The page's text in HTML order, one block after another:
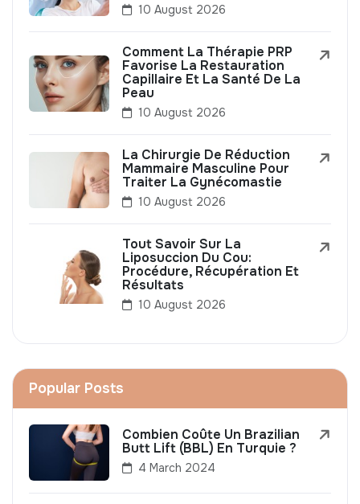
10 August 2026
Comment La Thérapie PRP
Favorise La Restauration
Capillaire Et La Santé De La
Peau
10 August 2026
La Chirurgie De Réduction
Mammaire Masculine Pour
Traiter La Gynécomastie
10 August 2026
Tout Savoir Sur La
Liposuccion Du Cou:
Procédure, Récupération Et
Résultats
10 August 2026
Popular Posts
Combien Coûte Un Brazilian
Butt Lift (BBL) En Turquie ?
4 March 2024